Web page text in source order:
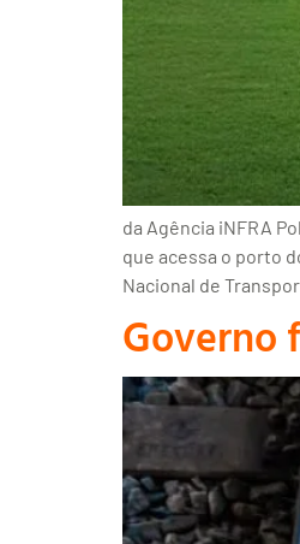
da Agência iNFRA
que acessa o porto
Nacional de
Governo